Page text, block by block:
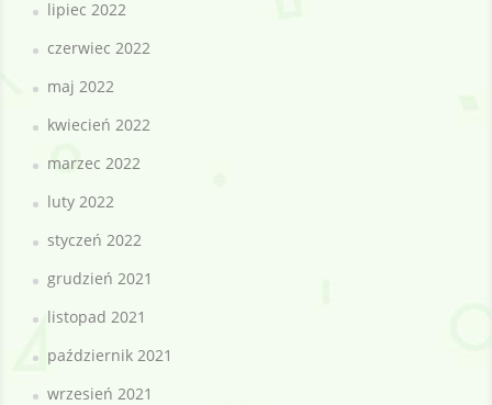
lipiec 2022
czerwiec 2022
maj 2022
kwiecień 2022
marzec 2022
luty 2022
styczeń 2022
grudzień 2021
listopad 2021
październik 2021
wrzesień 2021